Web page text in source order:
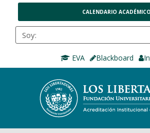
CALENDARIO ACADÉMICO
EVA Blackboard